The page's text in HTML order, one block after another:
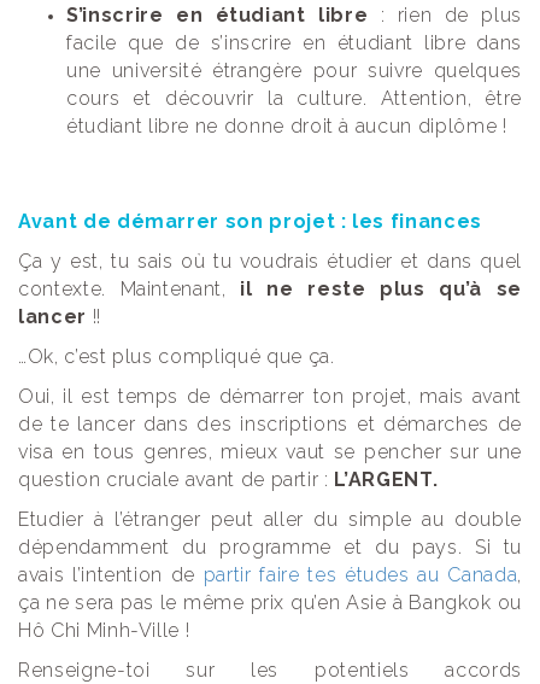
S’inscrire en étudiant libre : rien de plus
facile que de s’inscrire en étudiant libre dans
une université étrangère pour suivre quelques
cours et découvrir la culture. Attention, être
étudiant libre ne donne droit à aucun diplôme !
Avant de démarrer son projet : les finances
Ça y est, tu sais où tu voudrais étudier et dans quel
contexte. Maintenant, il ne reste plus qu’à se
lancer !!
Ok, c’est plus compliqué que ça.
Oui, il est temps de démarrer ton projet, mais avant
de te lancer dans des inscriptions et démarches de
visa en tous genres, mieux vaut se pencher sur une
question cruciale avant de partir : L’ARGENT.
Etudier à l’étranger peut aller du simple au double
dépendamment du programme et du pays. Si tu
avais l’intention de partir faire tes études au Canada
ça ne sera pas le même prix qu’en Asie à Bangkok ou
Hô Chi Minh-Ville !
Renseigne-toi sur les potentiels accords